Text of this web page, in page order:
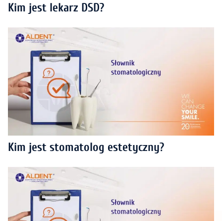
Kim jest lekarz DSD?
Kim jest stomatolog estetyczny?